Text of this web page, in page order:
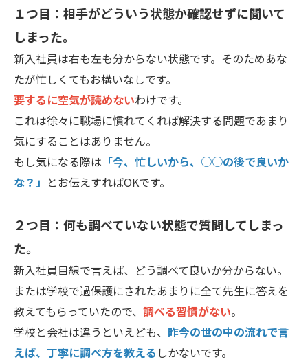
１つ目：相手がどういう状態か確認せずに聞いて
しまった。
新入社員は右も左も分からない状態です。そのためあな
たが忙しくてもお構いなしです。
要するに空気が読めないわけです。
これは徐々に職場に慣れてくれば解決する問題であまり
気にすることはありません。
もし気になる際は 「今、忙しいから、○○の後で良いか
な？」 とお伝えすればOKです。
２つ目：何も調べていない状態で質問してしまっ
た。
新入社員目線で言えば、どう調べて良いか分からない。
または学校で過保護にされたあまりに全て先生に答えを
教えてもらっていたので、 調べる習慣がない。
学校と会社は違うといえども、 昨今の世の中の流れで言
えば、丁寧に調べ方を教える しかないです。